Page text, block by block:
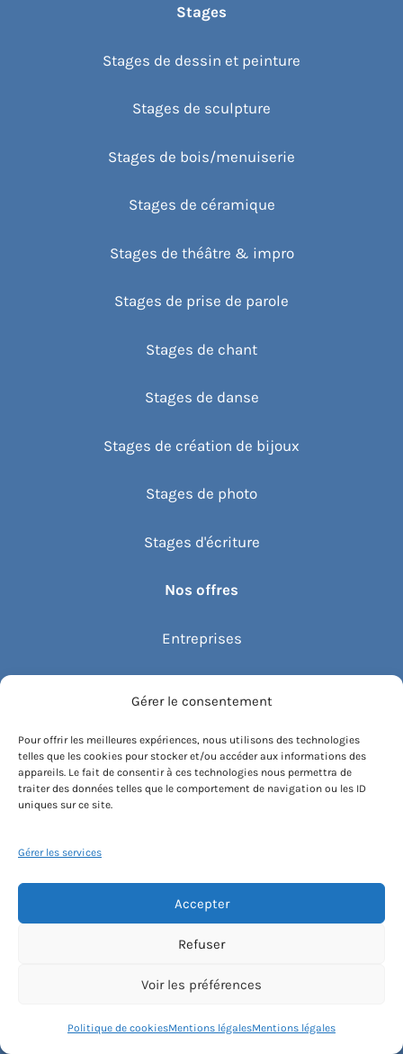
Gérer le consentement
Pour offrir les meilleures expériences, nous utilisons des technologies
telles que les cookies pour stocker et/ou accéder aux informations des
appareils. Le fait de consentir à ces technologies nous permettra de
traiter des données telles que le comportement de navigation ou les ID
uniques sur ce site.
Gérer les services
Accepter
Refuser
Voir les préférences
Politique de cookiesMentions légalesMentions légales
Stages
Stages de dessin et peinture
Stages de sculpture
Stages de bois/menuiserie
Stages de céramique
Stages de théâtre & impro
Stages de prise de parole
Stages de chant
Stages de danse
Stages de création de bijoux
Stages de photo
Stages d'écriture
Nos offres
Entreprises
Bon cadeau
Découvrez Haut Les Cours
Recommander un cours
Blog
Compte client.e